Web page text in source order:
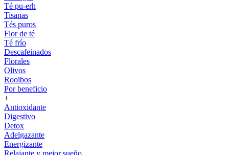
Té pu-erh
Tisanas
Tés puros
Flor de té
Té frío
Descafeinados
Florales
Olivos
Rooibos
Por beneficio
+
Antioxidante
Digestivo
Detox
Adelgazante
Energizante
Relajante y mejor sueño